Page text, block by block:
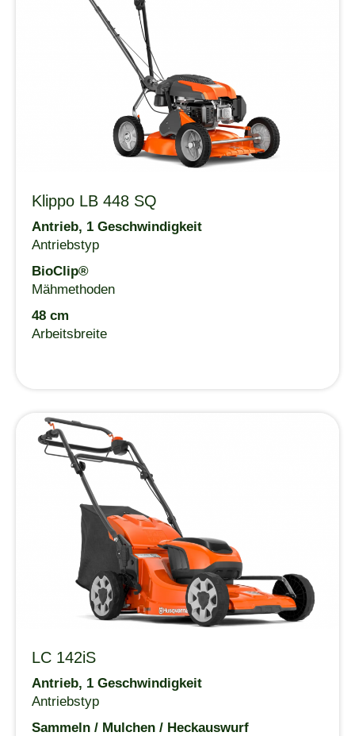
Klippo LB 448 SQ
Antrieb, 1 Geschwindigkeit
Antriebstyp
BioClip®
Mähmethoden
48 cm
Arbeitsbreite
LC 142iS
Antrieb, 1 Geschwindigkeit
Antriebstyp
Sammeln / Mulchen / Heckauswurf